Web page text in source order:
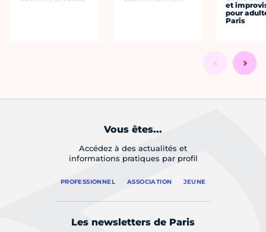
et
pour
Paris
Vous êtes...
Accédez à des actualités et
informations pratiques par profil
PROFESSIONNEL ASSOCIATION JEUNE
Les newsletters de Paris